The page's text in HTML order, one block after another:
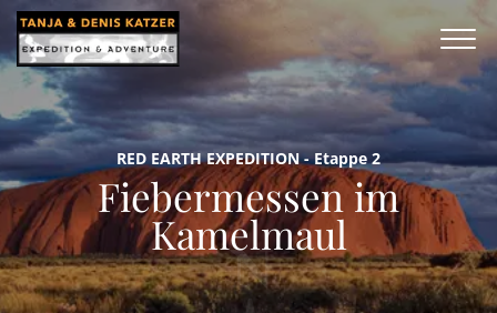
RED EARTH EXPEDITION - Etappe 2
Fiebermessen im
Kamelmaul